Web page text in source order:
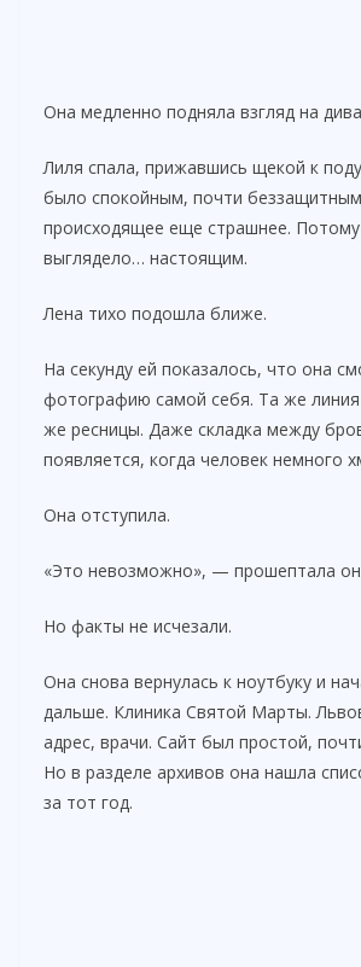
Она медленно подняла взгляд на
Лиля спала, прижавшись щекой к
было спокойным, почти
происходящее еще страшнее. Потому
выглядело… настоящим.
Лена тихо подошла ближе.
На секунду ей показалось, что она
фотографию самой себя. Та же
же ресницы. Даже складка между
появляется, когда человек немного
Она отступила.
«Это невозможно», — прошептала
Но факты не исчезали.
Она снова вернулась к ноутбуку и
дальше. Клиника Святой Марты.
адрес, врачи. Сайт был простой,
Но в разделе архивов она нашла
за тот год.